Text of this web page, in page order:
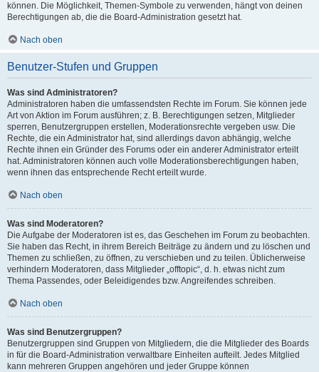
können. Die Möglichkeit, Themen-Symbole zu verwenden, hängt von deinen
Berechtigungen ab, die die Board-Administration gesetzt hat.
Nach oben
Benutzer-Stufen und Gruppen
Was sind Administratoren?
Administratoren haben die umfassendsten Rechte im Forum. Sie können jede
Art von Aktion im Forum ausführen; z. B. Berechtigungen setzen, Mitglieder
sperren, Benutzergruppen erstellen, Moderationsrechte vergeben usw. Die
Rechte, die ein Administrator hat, sind allerdings davon abhängig, welche
Rechte ihnen ein Gründer des Forums oder ein anderer Administrator erteilt
hat. Administratoren können auch volle Moderationsberechtigungen haben,
wenn ihnen das entsprechende Recht erteilt wurde.
Nach oben
Was sind Moderatoren?
Die Aufgabe der Moderatoren ist es, das Geschehen im Forum zu beobachten.
Sie haben das Recht, in ihrem Bereich Beiträge zu ändern und zu löschen und
Themen zu schließen, zu öffnen, zu verschieben und zu teilen. Üblicherweise
verhindern Moderatoren, dass Mitglieder „offtopic“, d. h. etwas nicht zum
Thema Passendes, oder Beleidigendes bzw. Angreifendes schreiben.
Nach oben
Was sind Benutzergruppen?
Benutzergruppen sind Gruppen von Mitgliedern, die die Mitglieder des Boards
in für die Board-Administration verwaltbare Einheiten aufteilt. Jedes Mitglied
kann mehreren Gruppen angehören und jeder Gruppe können